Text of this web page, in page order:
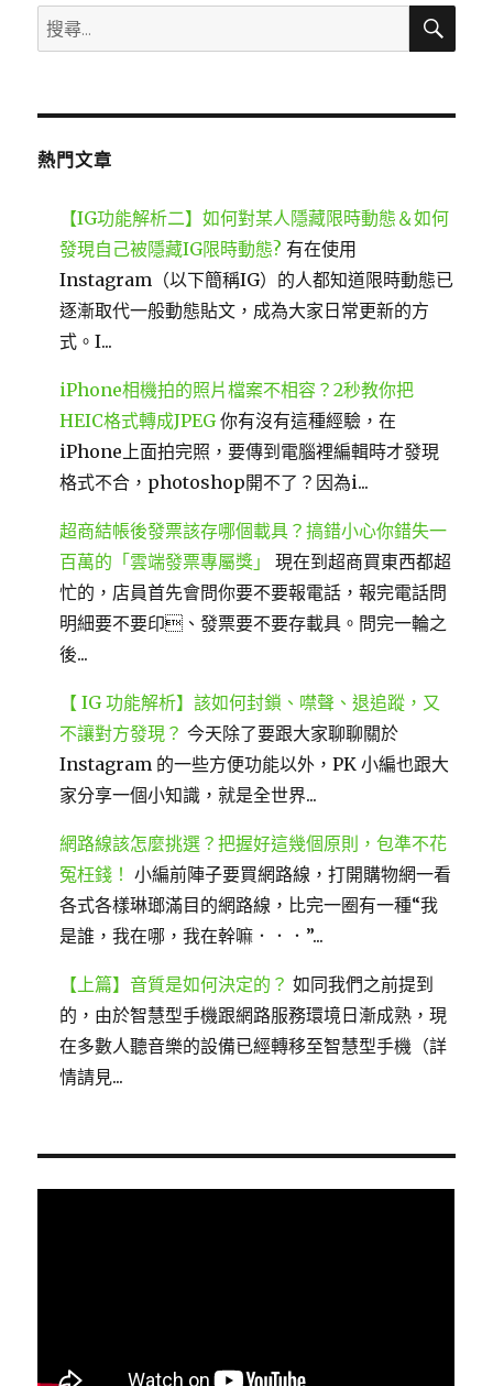
搜
尋
鍵
搜
熱門文章
【IG功能解析二】如何對某人隱藏限時動態＆如何
發現自己被隱藏IG限時動態? 有在使用
Instagram（以下簡稱IG）的人都知道限時動態已
逐漸取代一般動態貼文，成為大家日常更新的方
式。I...
iPhone相機拍的照片檔案不相容？2秒教你把
HEIC格式轉成JPEG 你有沒有這種經驗，在
iPhone上面拍完照，要傳到電腦裡編輯時才發現
格式不合，photoshop開不了？因為i...
超商結帳後發票該存哪個載具？搞錯小心你錯失一
百萬的「雲端發票專屬獎」
現在到超商買東西都超
忙的，店員首先會問你要不要報電話，報完電話問
明細要不要印、發票要不要存載具。問完一輪之
後...
【 IG 功能解析】該如何封鎖、噤聲、退追蹤，又
不讓對方發現？ 今天除了要跟大家聊聊關於
Instagram 的一些方便功能以外，PK 小編也跟大
家分享一個小知識，就是全世界...
網路線該怎麼挑選？把握好這幾個原則，包準不花
冤枉錢！ 小編前陣子要買網路線，打開購物網一看
各式各樣琳瑯滿目的網路線，比完一圈有一種“我
是誰，我在哪，我在幹嘛．．．”...
【上篇】音質是如何決定的？ 如同我們之前提到
的，由於智慧型手機跟網路服務環境日漸成熟，現
在多數人聽音樂的設備已經轉移至智慧型手機（詳
情請見...